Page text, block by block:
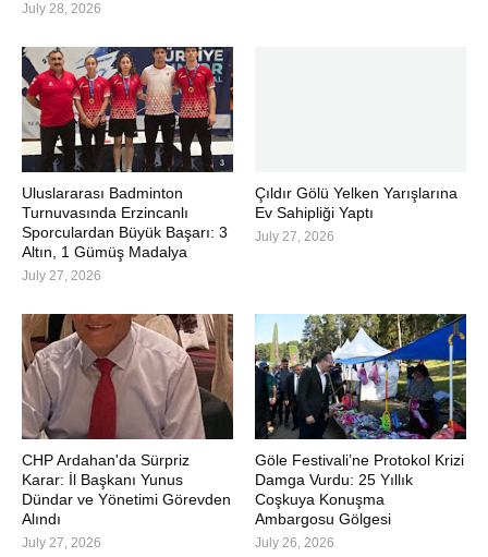
July 28, 2026
Uluslararası Badminton
Turnuvasında Erzincanlı
Sporculardan Büyük Başarı: 3
Altın, 1 Gümüş Madalya
July 27, 2026
Çıldır Gölü Yelken Yarışlarına
Ev Sahipliği Yaptı
July 27, 2026
CHP Ardahan'da Sürpriz
Karar: İl Başkanı Yunus
Dündar ve Yönetimi Görevden
Alındı
July 27, 2026
Göle Festivali’ne Protokol Krizi
Damga Vurdu: 25 Yıllık
Coşkuya Konuşma
Ambargosu Gölgesi
July 26, 2026